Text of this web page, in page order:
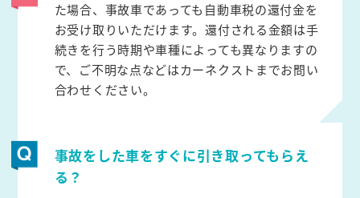
た場合、事故車であっても自動車税の還付金を
お受け取りいただけます。還付される金額は手
続きを行う時期や車種によっても異なりますの
で、ご不明な点などはカーネクストまでお問い
合わせください。
事故をした車をすぐに引き取ってもらえ
る？